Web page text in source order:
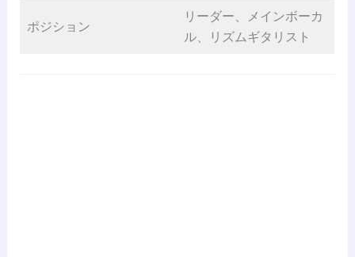
ポジション
リーダー、メインボーカ
ル、リズムギタリスト